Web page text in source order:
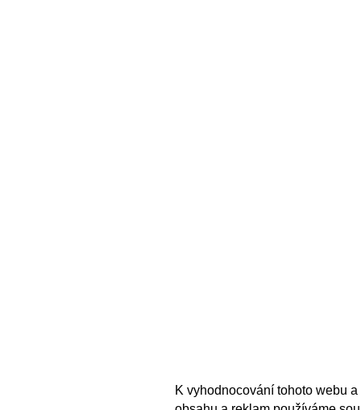
K vyhodnocování tohoto webu